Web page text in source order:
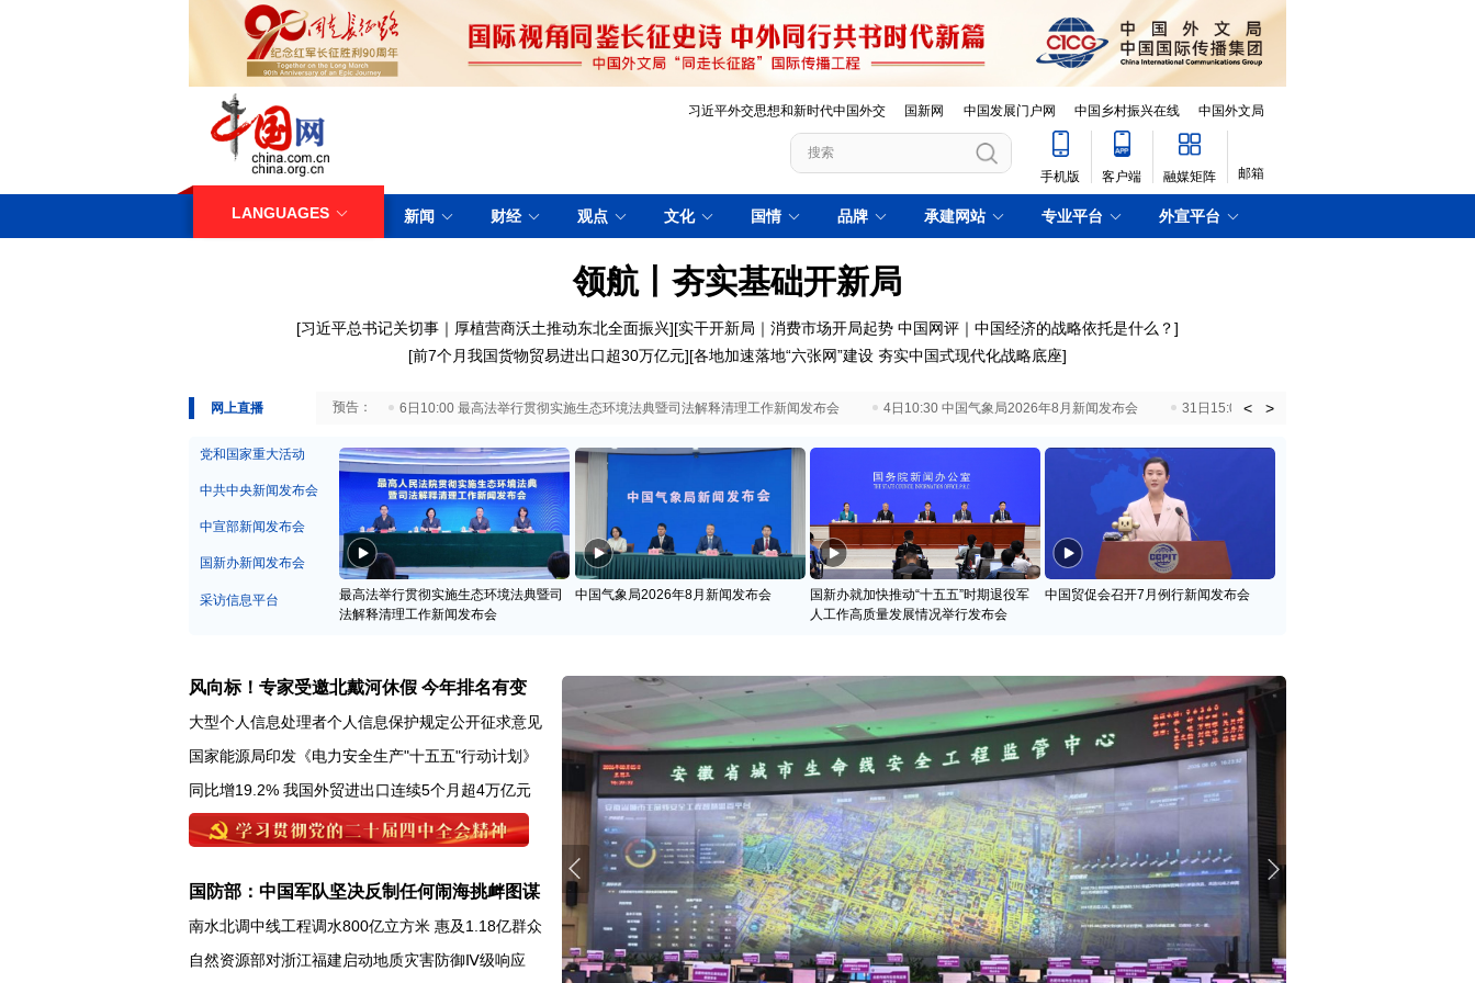
习近平外交思想和新时代中国外交 国新网 中国发展门户网 中国乡村振兴在线 中国外文局
手机版 客户端 融媒矩阵 邮箱
LANGUAGES 新闻 财经 观点 文化 国情 品牌 承建网站 专业平台 外宣平台
领航丨夯实基础开新局
[习近平总书记关切事｜厚植营商沃土推动东北全面振兴][实干开新局｜消费市场开局起势 中国网评｜中国经济的战略依托是什么？]
[前7个月我国货物贸易进出口超30万亿元][各地加速落地“六张网”建设 夯实中国式现代化战略底座]
网上直播
29日10:00 国务院台湾事务办公室7月29日举行新闻发布会 6日10:00 最高法举行贯彻实施生态环境法典暨司法解释清理工作新闻发布会 4日10:30 中国气象局2026年8月新闻发布会 31日15:00 国新办就加快推动“十五五”时期退役
< >
党和国家重大活动
中共中央新闻发布会
中宣部新闻发布会
国新办新闻发布会
采访信息平台
最高法举行贯彻实施生态环境法典暨司
法解释清理工作新闻发布会
中国气象局2026年8月新闻发布会
国新办就加快推动“十五五”时期退役军
人工作高质量发展情况举行发布会
中国贸促会召开7月例行新闻发布会
风向标！专家受邀北戴河休假 今年排名有变
大型个人信息处理者个人信息保护规定公开征求意见
国家能源局印发《电力安全生产"十五五"行动计划》
同比增19.2% 我国外贸进出口连续5个月超4万亿元
国防部：中国军队坚决反制任何闹海挑衅图谋
南水北调中线工程调水800亿立方米 惠及1.18亿群众
自然资源部对浙江福建启动地质灾害防御Ⅳ级响应